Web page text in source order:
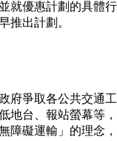
就優惠計劃的具體
推出計劃。
爭取各公共交通工
地台、報站螢幕等
障礙運輸」的理念